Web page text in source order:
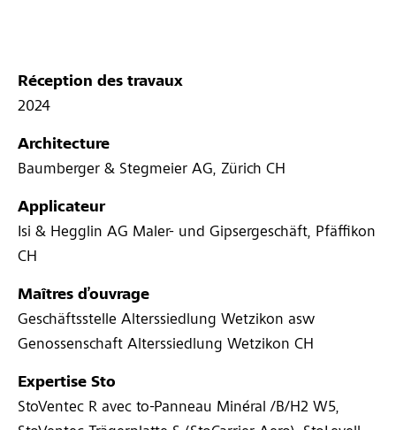
Réception des travaux
2024
Architecture
Baumberger & Stegmeier AG, Zürich CH
Applicateur
Isi & Hegglin AG Maler- und Gipsergeschäft, Pfäffikon
CH
Maîtres d’ouvrage
Geschäftsstelle Alterssiedlung Wetzikon asw
Genossenschaft Alterssiedlung Wetzikon CH
Expertise Sto
StoVentec R avec to-Panneau Minéral /B/H2 W5,